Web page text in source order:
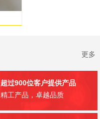
更多
超过900位客户提供产品
精工产品，卓越品质